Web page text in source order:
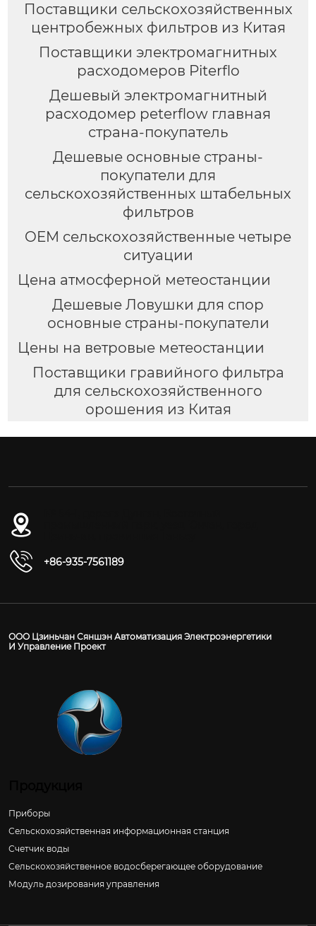
Поставщики сельскохозяйственных
центробежных фильтров из Китая
Поставщики электромагнитных
расходомеров Piterflo
Дешевый электромагнитный
расходомер peterflow главная
страна-покупатель
Дешевые основные страны-
покупатели для
сельскохозяйственных штабельных
фильтров
OEM сельскохозяйственные четыре
ситуации
Цена атмосферной метеостанции
Дешевые Ловушки для спор
основные страны-покупатели
Цены на ветровые метеостанции
Поставщики гравийного фильтра
для сельскохозяйственного
орошения из Китая
+86-935-7561189
ООО Цзиньчан Сяншэн Автоматизация Электроэнергетики
И Управление Проект
Приборы
Сельскохозяйственная информационная станция
Счетчик воды
Сельскохозяйственное водосберегающее оборудование
Модуль дозирования управления